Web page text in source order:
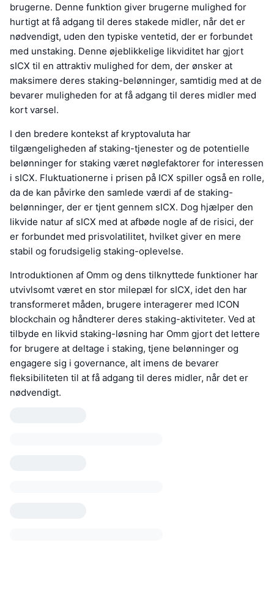
brugerne. Denne funktion giver brugerne mulighed for
hurtigt at få adgang til deres stakede midler, når det er
nødvendigt, uden den typiske ventetid, der er forbundet
med unstaking. Denne øjeblikkelige likviditet har gjort
sICX til en attraktiv mulighed for dem, der ønsker at
maksimere deres staking-belønninger, samtidig med at de
bevarer muligheden for at få adgang til deres midler med
kort varsel.
I den bredere kontekst af kryptovaluta har
tilgængeligheden af staking-tjenester og de potentielle
belønninger for staking været nøglefaktorer for interessen
i sICX. Fluktuationerne i prisen på ICX spiller også en rolle,
da de kan påvirke den samlede værdi af de staking-
belønninger, der er tjent gennem sICX. Dog hjælper den
likvide natur af sICX med at afbøde nogle af de risici, der
er forbundet med prisvolatilitet, hvilket giver en mere
stabil og forudsigelig staking-oplevelse.
Introduktionen af Omm og dens tilknyttede funktioner har
utvivlsomt været en stor milepæl for sICX, idet den har
transformeret måden, brugere interagerer med ICON
blockchain og håndterer deres staking-aktiviteter. Ved at
tilbyde en likvid staking-løsning har Omm gjort det lettere
for brugere at deltage i staking, tjene belønninger og
engagere sig i governance, alt imens de bevarer
fleksibiliteten til at få adgang til deres midler, når det er
nødvendigt.